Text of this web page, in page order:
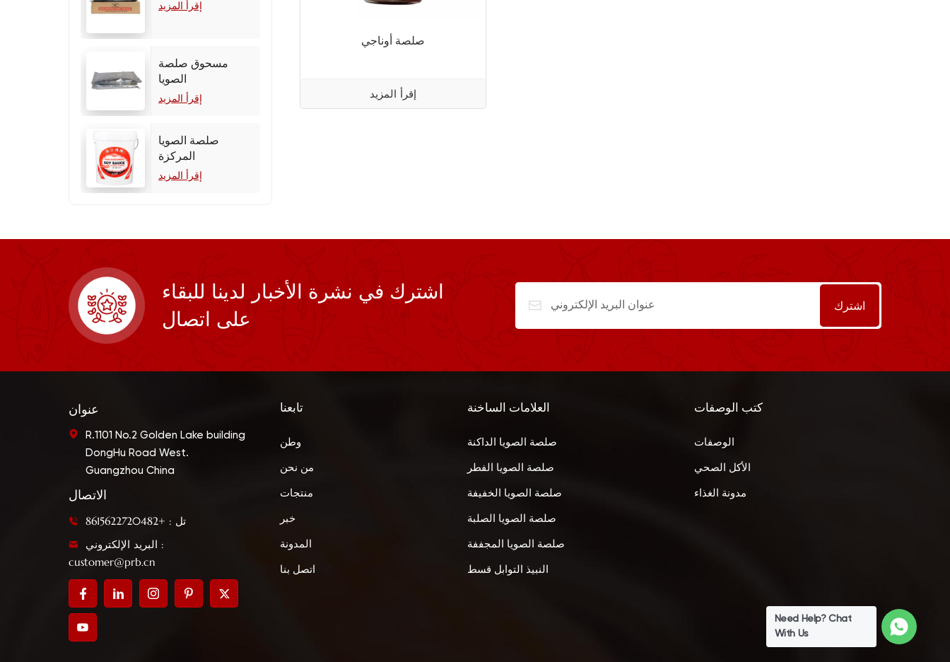
إقرأ المزيد
مسحوق صلصة
الصويا
إقرأ المزيد
صلصة الصويا
المركزة
إقرأ المزيد
صلصة أوناجي
إقرأ المزيد
اشترك في نشرة الأخبار لدينا للبقاء
على اتصال
عنوان
R.1101 No.2 Golden Lake building
DongHu Road West.
Guangzhou China
الاتصال
تل : +8615622720482
البريد الإلكتروني :
customer@prb.cn
تابعنا
وطن
من نحن
منتجات
خبر
المدونة
اتصل بنا
العلامات الساخنة
صلصة الصويا الداكنة
صلصة الصويا الفطر
صلصة الصويا الخفيفة
صلصة الصويا الصلبة
صلصة الصويا المجففة
النبيذ التوابل قسط
كتب الوصفات
الوصفات
الأكل الصحي
مدونة الغذاء
Need Help? Chat
With Us